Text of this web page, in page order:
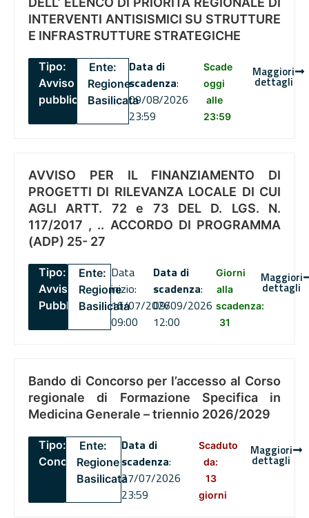
INTERVENTI ANTISISMICI SU STRUTTURE
E INFRASTRUTTURE STRATEGICHE
Tipo:
Avviso
pubblico
Ente:
Regione
Basilicata
Data di
scadenza:
09/08/2026
23:59
Scade
oggi
alle
23:59
Maggiori
dettagli
AVVISO PER IL FINANZIAMENTO DI
PROGETTI DI RILEVANZA LOCALE DI CUI
AGLI ARTT. 72 e 73 DEL D. LGS. N.
117/2017 , .. ACCORDO DI PROGRAMMA
(ADP) 25- 27
Tipo:
Avviso
Pubblico
Ente:
Regione
Basilicata
Data
inizio:
16/07/2026
09:00
Data di
scadenza:
09/09/2026
12:00
Giorni
alla
scadenza:
31
Maggiori
dettagli
Bando di Concorso per l’accesso al Corso
regionale di Formazione Specifica in
Medicina Generale – triennio 2026/2029
Tipo:
Concorsi
Ente:
Regione
Basilicata
Data di
scadenza:
27/07/2026
23:59
Scaduto
da:
13
giorni
Maggiori
dettagli